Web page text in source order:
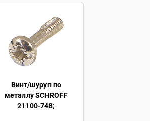
Винт/шуруп по
металлу SCHROFF
21100-748;